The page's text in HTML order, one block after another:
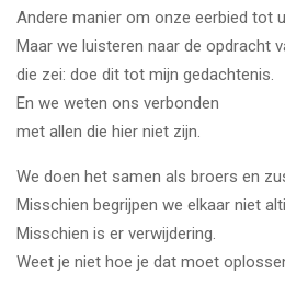
Andere manier om onze eerbied tot
Maar we luisteren naar de opdracht
die zei: doe dit tot mijn gedachtenis.
En we weten ons verbonden
met allen die hier niet zijn.
We doen het samen als broers en
Misschien begrijpen we elkaar niet
Misschien is er verwijdering.
Weet je niet hoe je dat moet